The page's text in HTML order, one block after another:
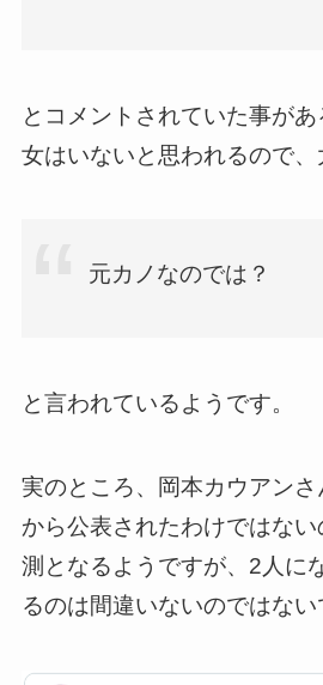
とコメントされていた事が
女はいないと思われるので
元カノなのでは？
と言われているようです。
実のところ、岡本カウアン
から公表されたわけではな
測となるようですが、2人に
るのは間違いないのではない